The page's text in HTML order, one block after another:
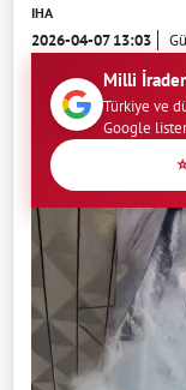
IHA
2026-04-07 13:03
Milli
Türkiye ve
Google